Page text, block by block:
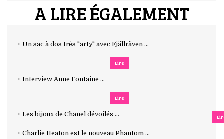
A LIRE ÉGALEMENT
+ Un sac à dos très "arty" avec Fjällräven ...
Lire
+ Interview Anne Fontaine ...
Lire
+ Les bijoux de Chanel dévoilés ...
+ Charlie Heaton est le nouveau Phantom ...